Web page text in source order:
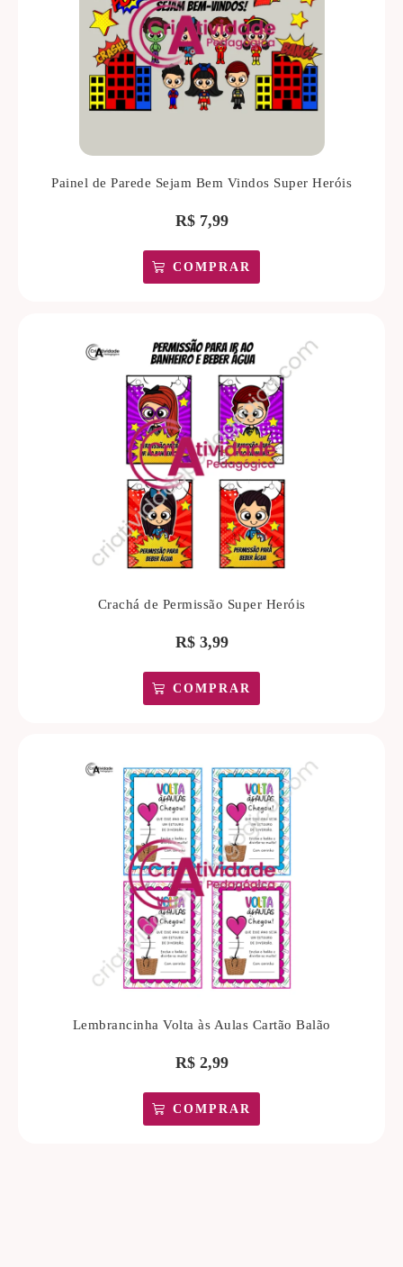
Painel de Parede Sejam Bem Vindos Super Heróis
R$7,99
COMPRAR
Crachá de Permissão Super Heróis
R$3,99
COMPRAR
Lembrancinha Volta às Aulas Cartão Balão
R$2,99
COMPRAR